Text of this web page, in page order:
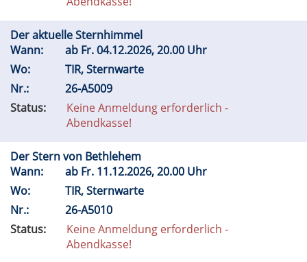
Der aktuelle Sternhimmel
Wann:
ab Fr.04.12.2026, 20.00 Uhr
Wo:
TIR, Sternwarte
Nr.:
26-A5009
Status:
Keine Anmeldung erforderlich -
Abendkasse!
Der Stern von Bethlehem
Wann:
ab Fr. 11.12.2026, 20.00 Uhr
Wo:
TIR, Sternwarte
Nr.:
26-A5010
Status:
Keine Anmeldung erforderlich -
Abendkasse!